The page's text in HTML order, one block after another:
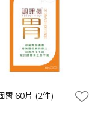
胃 60片 (2件)